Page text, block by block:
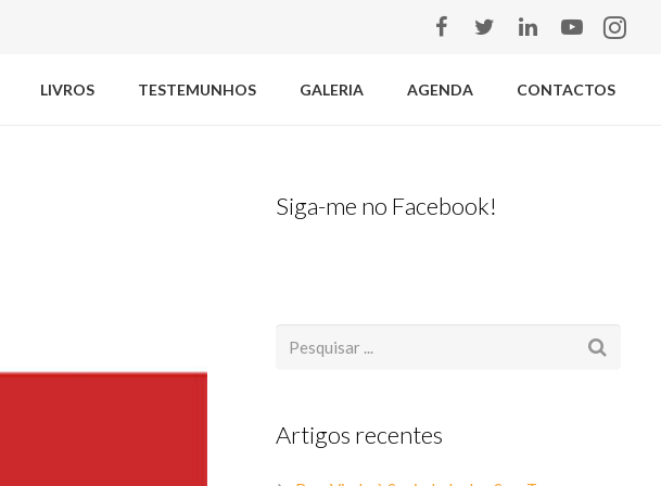
LIVROS TESTEMUNHOS GALERIA AGENDA CONTACTOS
Siga-me no Facebook!
Artigos recentes